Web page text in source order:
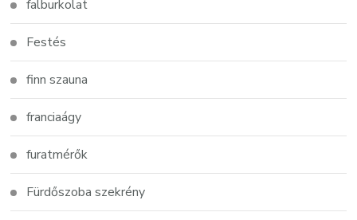
falburkolat
Festés
finn szauna
franciaágy
furatmérők
Fürdőszoba szekrény